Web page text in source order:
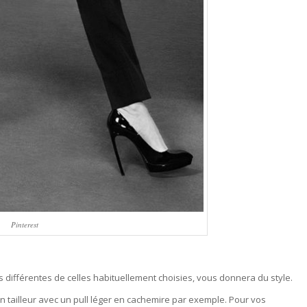
Pinterest
de celles habituellement choisies, vous donnera du style.
avec un pull léger en cachemire par exemple. Pour vos